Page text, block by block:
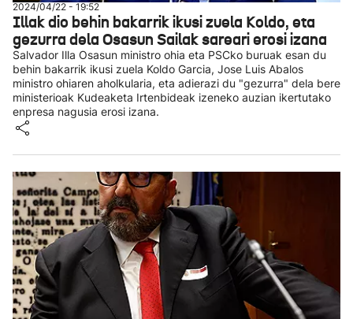
2024/04/22 - 19:52
Illak dio behin bakarrik ikusi zuela Koldo, eta
gezurra dela Osasun Sailak sareari erosi izana
Salvador Illa Osasun ministro ohia eta PSCko buruak esan du
behin bakarrik ikusi zuela Koldo Garcia, Jose Luis Abalos
ministro ohiaren aholkularia, eta adierazi du "gezurra" dela bere
ministerioak Kudeaketa Irtenbideak izeneko auzian ikertutako
enpresa nagusia erosi izana.